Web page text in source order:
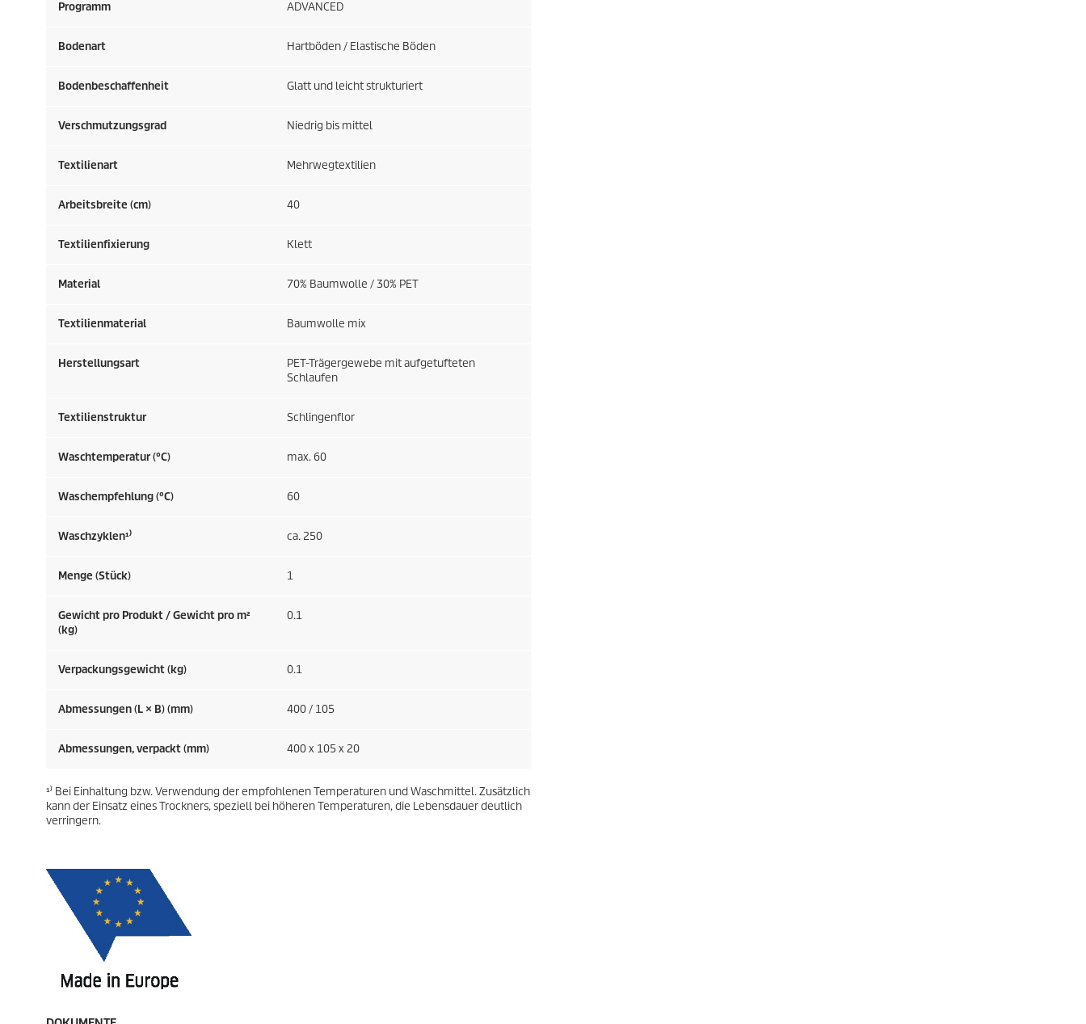
Programm ADVANCED
Bodenart Hartböden / Elastische Böden
Bodenbeschaffenheit Glatt und leicht strukturiert
Verschmutzungsgrad Niedrig bis mittel
Textilienart Mehrwegtextilien
Arbeitsbreite (cm) 40
Textilienfixierung Klett
Material 70% Baumwolle / 30% PET
Textilienmaterial Baumwolle mix
Herstellungsart
PET-Trägergewebe mit aufgetufteten
Schlaufen
Textilienstruktur Schlingenflor
Waschtemperatur (°C) max. 60
Waschempfehlung (°C) 60
Waschzyklen¹⁾ ca. 250
Menge (Stück) 1
Gewicht pro Produkt / Gewicht pro m²
(kg)
0.1
Verpackungsgewicht (kg) 0.1
Abmessungen (L × B) (mm) 400 / 105
Abmessungen, verpackt (mm) 400 x 105 x 20
¹⁾ Bei Einhaltung bzw. Verwendung der empfohlenen Temperaturen und Waschmittel. Zusätzlich
kann der Einsatz eines Trockners, speziell bei höheren Temperaturen, die Lebensdauer deutlich
verringern.